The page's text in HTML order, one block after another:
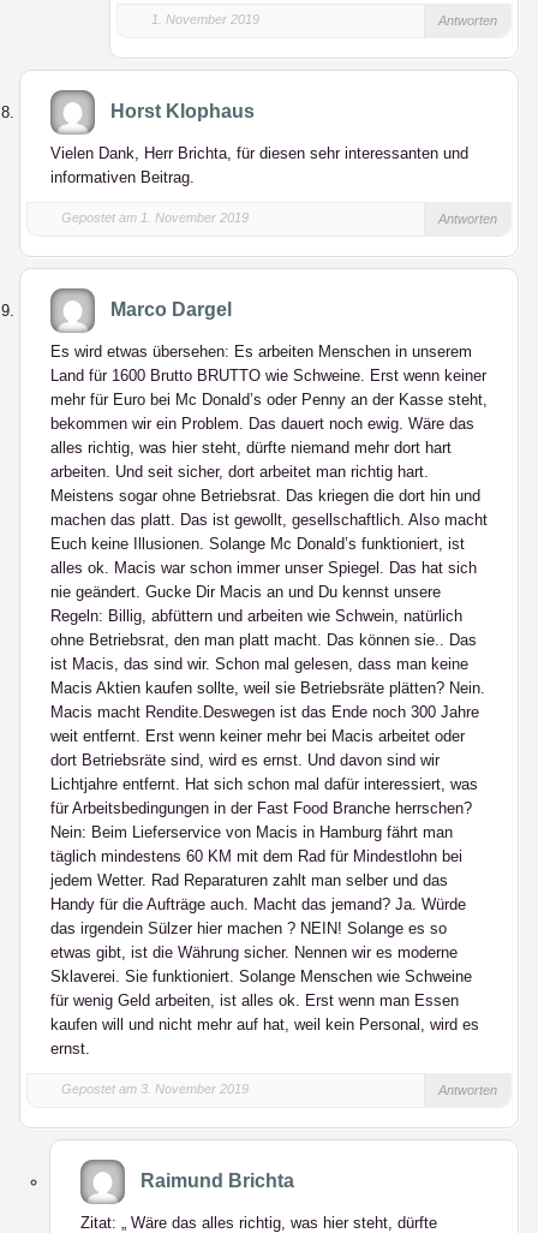
1. November 2019 Antworten
Horst Klophaus
Vielen Dank, Herr Brichta, für diesen sehr interessanten und
informativen Beitrag.
Gepostet am 1. November 2019 Antworten
Marco Dargel
Es wird etwas übersehen: Es arbeiten Menschen in unserem
Land für 1600 Brutto BRUTTO wie Schweine. Erst wenn keiner
mehr für Euro bei Mc Donald’s oder Penny an der Kasse steht,
bekommen wir ein Problem. Das dauert noch ewig. Wäre das
alles richtig, was hier steht, dürfte niemand mehr dort hart
arbeiten. Und seit sicher, dort arbeitet man richtig hart.
Meistens sogar ohne Betriebsrat. Das kriegen die dort hin und
machen das platt. Das ist gewollt, gesellschaftlich. Also macht
Euch keine Illusionen. Solange Mc Donald’s funktioniert, ist
alles ok. Macis war schon immer unser Spiegel. Das hat sich
nie geändert. Gucke Dir Macis an und Du kennst unsere
Regeln: Billig, abfüttern und arbeiten wie Schwein, natürlich
ohne Betriebsrat, den man platt macht. Das können sie.. Das
ist Macis, das sind wir. Schon mal gelesen, dass man keine
Macis Aktien kaufen sollte, weil sie Betriebsräte plätten? Nein.
Macis macht Rendite.Deswegen ist das Ende noch 300 Jahre
weit entfernt. Erst wenn keiner mehr bei Macis arbeitet oder
dort Betriebsräte sind, wird es ernst. Und davon sind wir
Lichtjahre entfernt. Hat sich schon mal dafür interessiert, was
für Arbeitsbedingungen in der Fast Food Branche herrschen?
Nein: Beim Lieferservice von Macis in Hamburg fährt man
täglich mindestens 60 KM mit dem Rad für Mindestlohn bei
jedem Wetter. Rad Reparaturen zahlt man selber und das
Handy für die Aufträge auch. Macht das jemand? Ja. Würde
das irgendein Sülzer hier machen ? NEIN! Solange es so
etwas gibt, ist die Währung sicher. Nennen wir es moderne
Sklaverei. Sie funktioniert. Solange Menschen wie Schweine
für wenig Geld arbeiten, ist alles ok. Erst wenn man Essen
kaufen will und nicht mehr auf hat, weil kein Personal, wird es
ernst.
Gepostet am 3. November 2019 Antworten
Raimund Brichta
Zitat: „ Wäre das alles richtig, was hier steht, dürfte